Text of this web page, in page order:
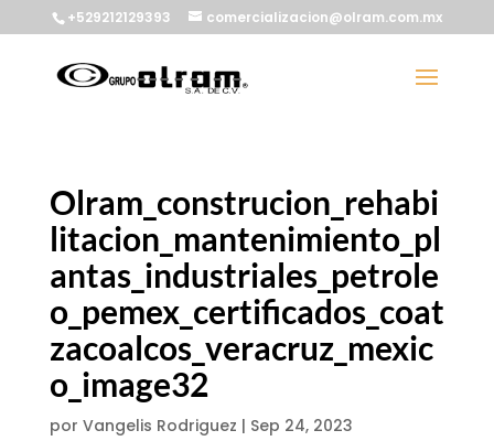
+529212129393 comercializacion@olram.com.mx
Olram_construcion_rehabi
litacion_mantenimiento_pl
antas_industriales_petrole
o_pemex_certificados_coat
zacoalcos_veracruz_mexic
o_image32
por Vangelis Rodriguez | Sep 24, 2023